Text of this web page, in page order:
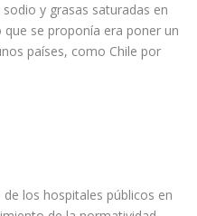
y grasas saturadas en
se proponía era poner un
países, como Chile por
los hospitales públicos en